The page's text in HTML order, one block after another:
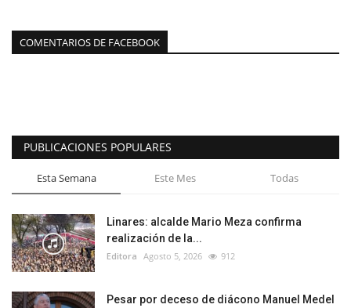
COMENTARIOS DE FACEBOOK
PUBLICACIONES POPULARES
Esta Semana Este Mes Todas
Linares: alcalde Mario Meza confirma
realización de la...
Editora Agosto 5, 2026 912
Pesar por deceso de diácono Manuel Medel